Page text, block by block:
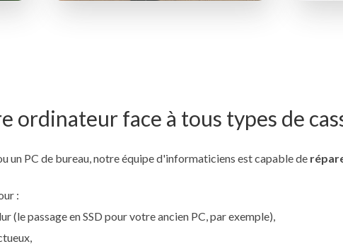
ordinateur face à tous types de
un PC de bureau, notre équipe d'informaticiens est capable de
:
passage en SSD pour votre ancien PC, par exemple),